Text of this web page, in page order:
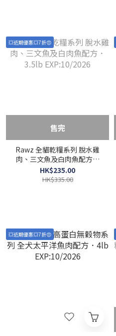
💥近期優惠💥7折😍
售完
Rawz 全貓乾糧系列 脫水雞
肉、三文魚及白肉魚配方．
3.5lb EXP:10/2026
HK$235.00
HK$335.00
💥近期優惠💥7折😍